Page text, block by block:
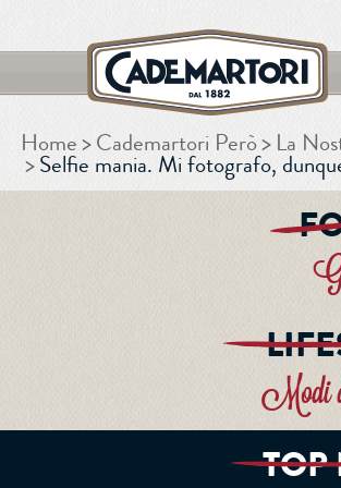
Home Cademartori Però La
Selfie mania. Mi fotografo,
Modi
TOP